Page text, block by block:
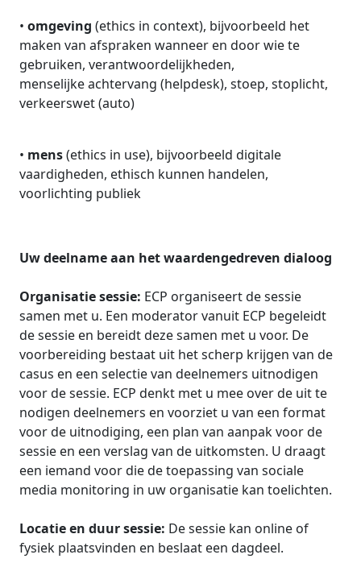
• omgeving (ethics in context), bijvoorbeeld het
maken van afspraken wanneer en door wie te
gebruiken, verantwoordelijkheden,
menselijke achtervang (helpdesk), stoep, stoplicht,
verkeerswet (auto)
• mens(ethics in use), bijvoorbeeld digitale
vaardigheden, ethisch kunnen handelen,
voorlichting publiek
Uw deelname aan het waardengedreven dialoog
Organisatie sessie: ECP organiseert de sessie
samen met u. Een moderator vanuit ECP begeleidt
de sessie en bereidt deze samen met u voor. De
voorbereiding bestaat uit het scherp krijgen van de
casus en een selectie van deelnemers uitnodigen
voor de sessie. ECP denkt met u mee over de uit te
nodigen deelnemers en voorziet u van een format
voor de uitnodiging, een plan van aanpak voor de
sessie en een verslag van de uitkomsten. U draagt
een iemand voor die de toepassing van sociale
media monitoring in uw organisatie kan toelichten.
Locatie en duur sessie: De sessie kan online of
fysiek plaatsvinden en beslaat een dagdeel.